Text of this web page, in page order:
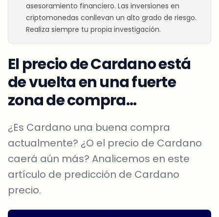
asesoramiento financiero. Las inversiones en
criptomonedas conllevan un alto grado de riesgo.
Realiza siempre tu propia investigación.
El precio de Cardano está
de vuelta en una fuerte
zona de compra…
¿Es Cardano una buena compra
actualmente? ¿O el precio de Cardano
caerá aún más? Analicemos en este
artículo de predicción de Cardano
precio.